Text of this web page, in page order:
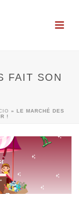
FAIT SON
» LE MARCHÉ DES
!